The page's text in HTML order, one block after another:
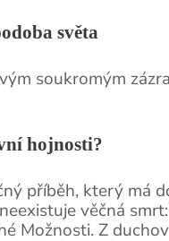
světa
soukromým
hojnosti?
příběh, který má
věčná
Možnosti. Z